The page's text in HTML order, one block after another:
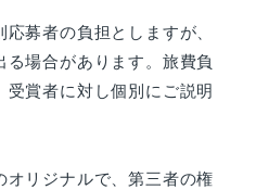
募者の負担としますが、
場合があります。旅費負
賞者に対し個別にご説明
オリジナルで、第三者の権